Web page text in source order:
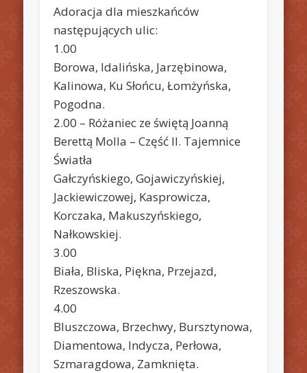
Adoracja dla mieszkańców
następujących ulic:
1.00
Borowa, Idalińska, Jarzębinowa,
Kalinowa, Ku Słońcu, Łomżyńska,
Pogodna.
2.00 – Różaniec ze świętą Joanną
Berettą Molla – Część II. Tajemnice
Światła
Gałczyńskiego, Gojawiczyńskiej,
Jackiewiczowej, Kasprowicza,
Korczaka, Makuszyńskiego,
Nałkowskiej.
3.00
Biała, Bliska, Piękna, Przejazd,
Rzeszowska.
4.00
Bluszczowa, Brzechwy, Bursztynowa,
Diamentowa, Indycza, Perłowa,
Szmaragdowa, Zamknięta.